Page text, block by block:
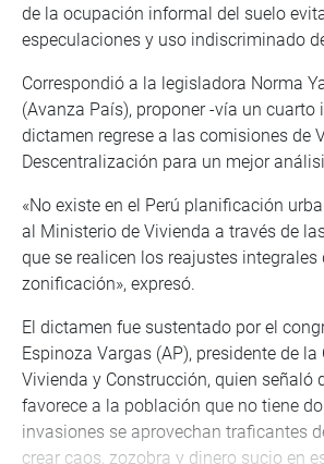
de la ocupación informal del suelo
especulaciones y uso indiscriminado
Correspondió a la legisladora Norma
(Avanza País), proponer -vía un cuarto
dictamen regrese a las comisiones de
Descentralización para un mejor
«No existe en el Perú planificación
al Ministerio de Vivienda a través de
que se realicen los reajustes integrales
zonificación», expresó.
El dictamen fue sustentado por el
Espinoza Vargas (AP), presidente de
Vivienda y Construcción, quien señaló
favorece a la población que no tiene
invasiones se aprovechan traficantes
crear caos, zozobra y dinero sucio en